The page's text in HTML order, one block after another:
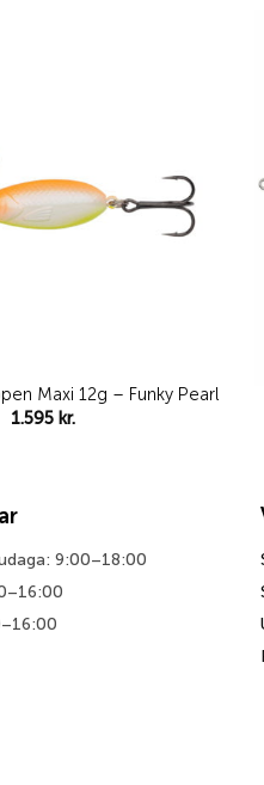
Maxi 12g – Funky Pearl
1.595kr.
9:00–18:00